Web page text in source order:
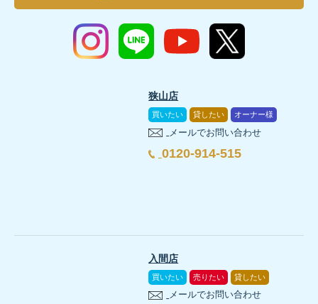
狭山店
買いたい 貸したい オーナー様
メールでお問い合わせ
0120-914-515
入間店
買いたい 売りたい 貸したい
メールでお問い合わせ